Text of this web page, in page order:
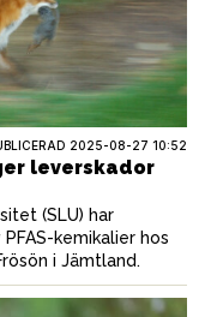
2025-08-27 10:52
leverskador
(SLU) har
kemikalier hos
i Jämtland.